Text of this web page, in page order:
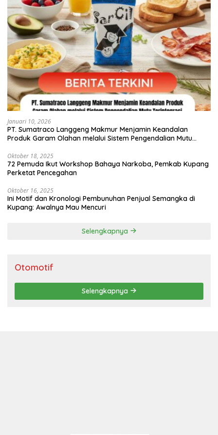
Januari 10, 2026
PT. Sumatraco Langgeng Makmur Menjamin Keandalan
Produk Garam Olahan melalui Sistem Pengendalian Mutu
Oktober 18, 2025
72 Pemuda Ikut Workshop Bahaya Narkoba, Pemkab Kupang
Perketat Pencegahan
Oktober 16, 2025
Ini Motif dan Kronologi Pembunuhan Penjual Semangka di
Kupang: Awalnya Mau Mencuri
Selengkapnya
Otomotif
Selengkapnya